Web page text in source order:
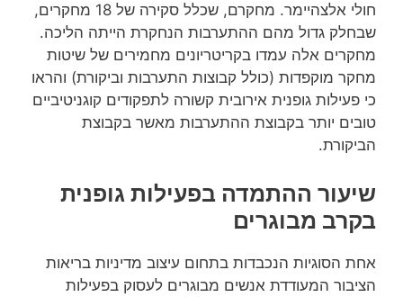
חולי אלצהיימר. מחקרם, שכלל סקירה של 18 מחקרים,
שבחלק גדול מהם ההתערבות הנחקרת הייתה הליכה.
מחקרים אלה עמדו בקריטריונים מחמירים של שיטות
מחקר מוקפדות (כולל קבוצות התערבות וביקורת) והראו
כי פעילות גופנית אירובית קשורה לתפקודים קוגניטיביים
טובים יותר בקבוצת ההתערבות מאשר בקבוצת
הביקורת.
שיעור ההתמדה בפעילות גופנית
בקרב מבוגרים
אחת הסוגיות הנכבדות בתחום עיצוב מדיניות בריאות
הציבור המעודדת אנשים מבוגרים לעסוק בפעילות